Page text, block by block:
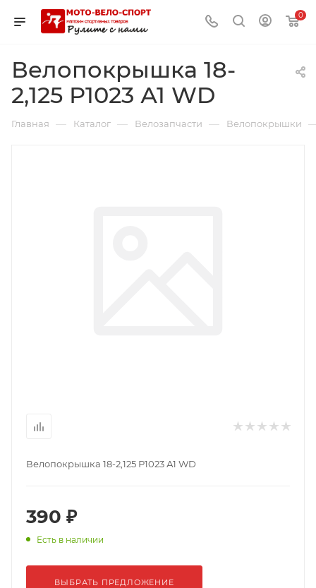
0
Велопокрышка 18-
2,125 Р1023 А1 WD
Главная — Каталог — Велозапчасти — Велопокрышки
Велопокрышка 18-2,125 Р1023 А1 WD
390 ₽
Есть в наличии
ВЫБРАТЬ ПРЕДЛОЖЕНИЕ